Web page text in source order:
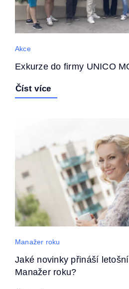
Akce
Exkurze do firmy UNICO
Číst více
Manažer roku
Jaké novinky přináší
Manažer roku?